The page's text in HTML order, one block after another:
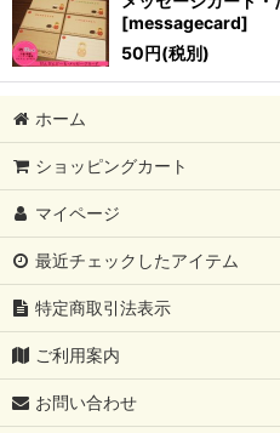
[messagecard]
50円(税別)
ホーム
ショッピングカート
マイページ
最近チェックしたアイテム
特定商取引法表示
ご利用案内
お問い合わせ